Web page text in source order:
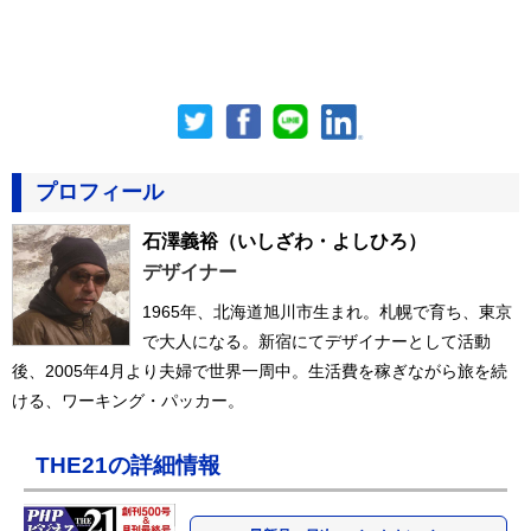
プロフィール
石澤義裕（いしざわ・よしひろ）
デザイナー
1965年、北海道旭川市生まれ。札幌で育ち、東京
で大人になる。新宿にてデザイナーとして活動
後、2005年4月より夫婦で世界一周中。生活費を稼ぎながら旅を続
ける、ワーキング・パッカー。
THE21の詳細情報